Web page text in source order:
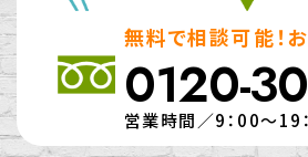
無料で相談可能！
0120-
営業時間／9：00～19